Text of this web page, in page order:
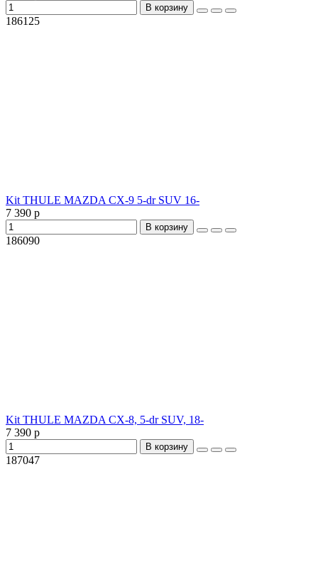
В корзину
186125
Kit THULE MAZDA CX-9 5-dr SUV 16-
7 390 р
В корзину
186090
Kit THULE MAZDA CX-8, 5-dr SUV, 18-
7 390 р
В корзину
187047